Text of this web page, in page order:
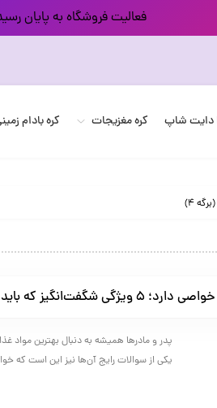
فعالیت فروشگاه به پایان
دایت شاپ کره مغزیجات کره بادام
(برگه 4)
که باید بدانید
پدر و مادرها همیشه به دنبال بهترین
یکی از سوالات رایج آن‌ها نیز این است که